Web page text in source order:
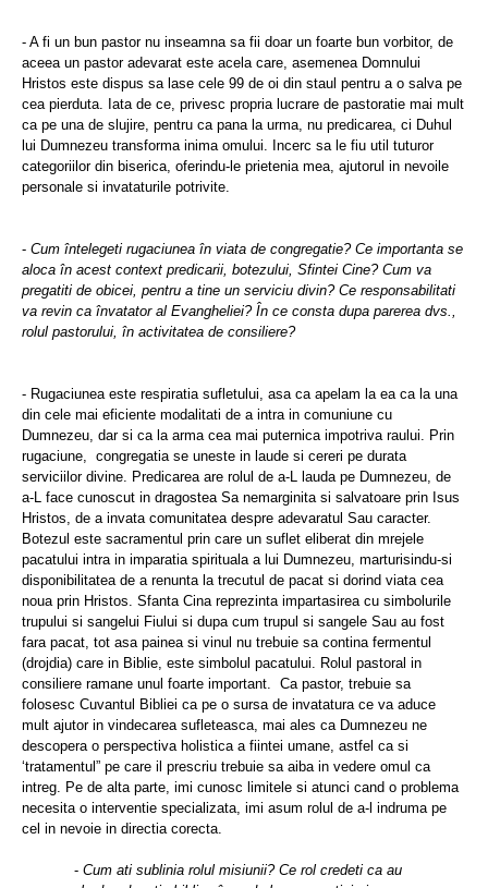
- A fi un bun pastor nu inseamna sa fii doar un foarte bun vorbitor, de
aceea un pastor adevarat este acela care, asemenea Domnului
Hristos este dispus sa lase cele 99 de oi din staul pentru a o salva pe
cea pierduta. Iata de ce, privesc propria lucrare de pastoratie mai mult
ca pe una de slujire, pentru ca pana la urma, nu predicarea, ci Duhul
lui Dumnezeu transforma inima omului. Incerc sa le fiu util tuturor
categoriilor din biserica, oferindu-le prietenia mea, ajutorul in nevoile
personale si invataturile potrivite.
- Cum întelegeti rugaciunea în viata de congregatie? Ce importanta se
aloca în acest context predicarii, botezului, Sfintei Cine? Cum va
pregatiti de obicei, pentru a tine un serviciu divin? Ce responsabilitati
va revin ca învatator al Evangheliei? În ce consta dupa parerea dvs.,
rolul pastorului, în activitatea de consiliere?
- Rugaciunea este respiratia sufletului, asa ca apelam la ea ca la una
din cele mai eficiente modalitati de a intra in comuniune cu
Dumnezeu, dar si ca la arma cea mai puternica impotriva raului. Prin
rugaciune, congregatia se uneste in laude si cereri pe durata
serviciilor divine. Predicarea are rolul de a-L lauda pe Dumnezeu, de
a-L face cunoscut in dragostea Sa nemarginita si salvatoare prin Isus
Hristos, de a invata comunitatea despre adevaratul Sau caracter.
Botezul este sacramentul prin care un suflet eliberat din mrejele
pacatului intra in imparatia spirituala a lui Dumnezeu, marturisindu-si
disponibilitatea de a renunta la trecutul de pacat si dorind viata cea
noua prin Hristos. Sfanta Cina reprezinta impartasirea cu simbolurile
trupului si sangelui Fiului si dupa cum trupul si sangele Sau au fost
fara pacat, tot asa painea si vinul nu trebuie sa contina fermentul
(drojdia) care in Biblie, este simbolul pacatului. Rolul pastoral in
consiliere ramane unul foarte important. Ca pastor, trebuie sa
folosesc Cuvantul Bibliei ca pe o sursa de invatatura ce va aduce
mult ajutor in vindecarea sufleteasca, mai ales ca Dumnezeu ne
descopera o perspectiva holistica a fiintei umane, astfel ca si
‘tratamentul” pe care il prescriu trebuie sa aiba in vedere omul ca
intreg. Pe de alta parte, imi cunosc limitele si atunci cand o problema
necesita o interventie specializata, imi asum rolul de a-l indruma pe
cel in nevoie in directia corecta.
- Cum ati sublinia rolul misiunii? Ce rol credeti ca au